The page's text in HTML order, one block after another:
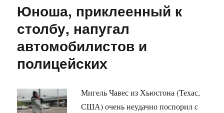
Юноша, приклеенный к
столбу, напугал
автомобилистов и
полицейских
Мигель Чавес из Хьюстона (Техас,
США) очень неудачно поспорил с